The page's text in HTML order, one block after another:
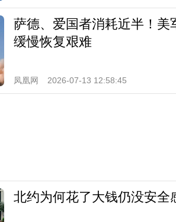
萨德、爱国者消耗近半！
缓慢恢复艰难
凤凰网 2026-07-13 12:58:45
北约为何花了大钱仍没安全